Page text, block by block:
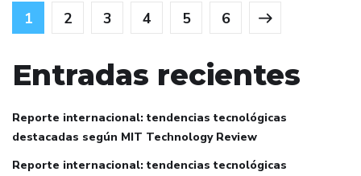
1 2 3 4 5 6
Entradas recientes
Reporte internacional: tendencias tecnológicas
destacadas según MIT Technology Review
Reporte internacional: tendencias tecnológicas